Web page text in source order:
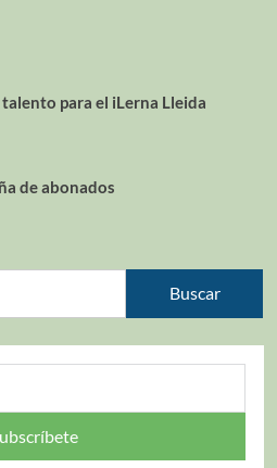
para el iLerna Lleida
de abonados